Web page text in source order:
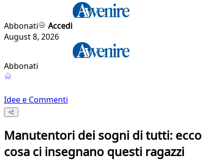
Abbonati
Accedi
August 8, 2026
Abbonati
Idee e Commenti
Manutentori dei sogni di tutti: ecco
cosa ci insegnano questi ragazzi